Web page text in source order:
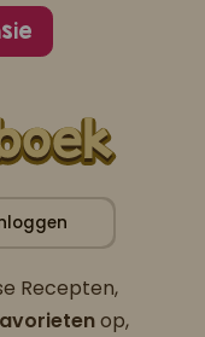
Recepten,
op,